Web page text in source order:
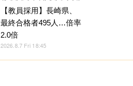
【教員採用】長崎県、
最終合格者495人…倍率
2.0倍
2026.8.7 Fri 18:45